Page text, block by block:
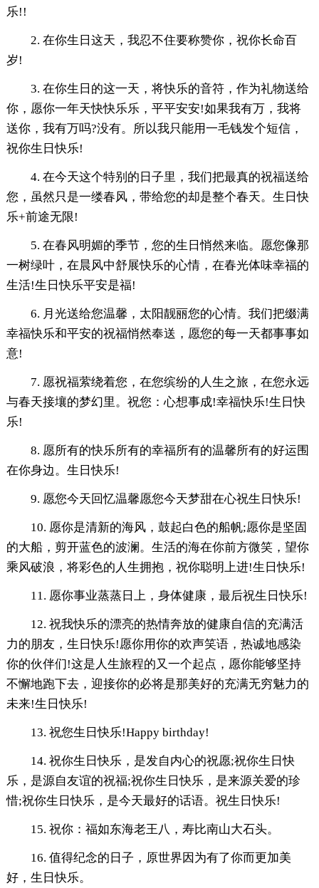
乐!!
2. 在你生日这天，我忍不住要称赞你，祝你长命百
岁!
3. 在你生日的这一天，将快乐的音符，作为礼物送给
你，愿你一年天快快乐乐，平平安安!如果我有万，我将
送你，我有万吗?没有。所以我只能用一毛钱发个短信，
祝你生日快乐!
4. 在今天这个特别的日子里，我们把最真的祝福送给
您，虽然只是一缕春风，带给您的却是整个春天。生日快
乐+前途无限!
5. 在春风明媚的季节，您的生日悄然来临。愿您像那
一树绿叶，在晨风中舒展快乐的心情，在春光体味幸福的
生活!生日快乐平安是福!
6. 月光送给您温馨，太阳靓丽您的心情。我们把缀满
幸福快乐和平安的祝福悄然奉送，愿您的每一天都事事如
意!
7. 愿祝福萦绕着您，在您缤纷的人生之旅，在您永远
与春天接壤的梦幻里。祝您：心想事成!幸福快乐!生日快
乐!
8. 愿所有的快乐所有的幸福所有的温馨所有的好运围
在你身边。生日快乐!
9. 愿您今天回忆温馨愿您今天梦甜在心祝生日快乐!
10. 愿你是清新的海风，鼓起白色的船帆;愿你是坚固
的大船，剪开蓝色的波澜。生活的海在你前方微笑，望你
乘风破浪，将彩色的人生拥抱，祝你聪明上进!生日快乐!
11. 愿你事业蒸蒸日上，身体健康，最后祝生日快乐!
12. 祝我快乐的漂亮的热情奔放的健康自信的充满活
力的朋友，生日快乐!愿你用你的欢声笑语，热诚地感染
你的伙伴们!这是人生旅程的又一个起点，愿你能够坚持
不懈地跑下去，迎接你的必将是那美好的充满无穷魅力的
未来!生日快乐!
13. 祝您生日快乐!Happy birthday!
14. 祝你生日快乐，是发自内心的祝愿;祝你生日快
乐，是源自友谊的祝福;祝你生日快乐，是来源关爱的珍
惜;祝你生日快乐，是今天最好的话语。祝生日快乐!
15. 祝你：福如东海老王八，寿比南山大石头。
16. 值得纪念的日子，原世界因为有了你而更加美
好，生日快乐。